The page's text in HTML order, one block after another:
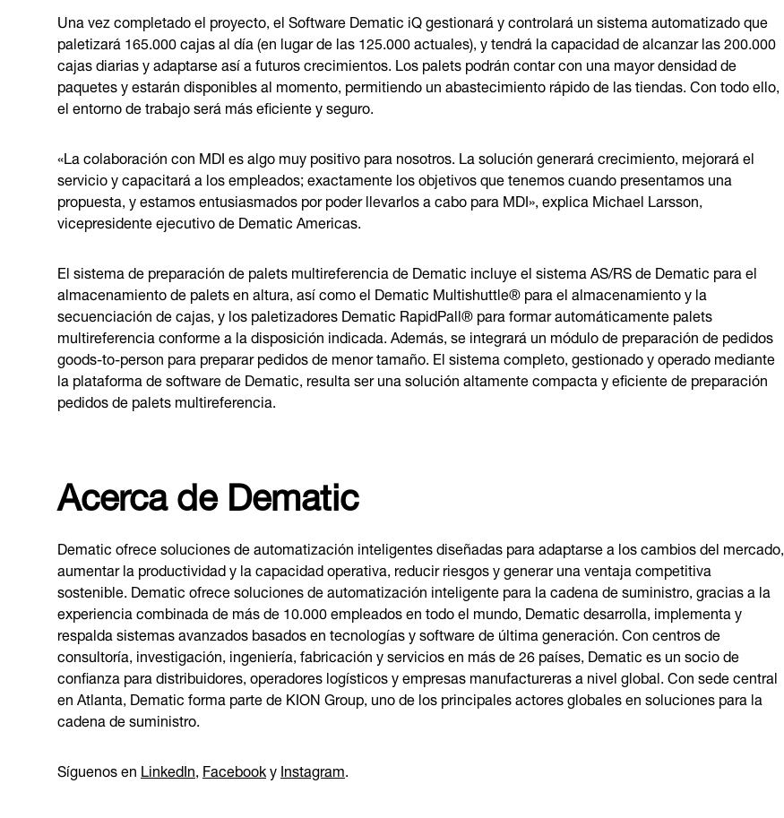
Una vez completado el proyecto, el Software Dematic iQ gestionará y controlará un sistema automatizado que
paletizará 165.000 cajas al día (en lugar de las 125.000 actuales), y tendrá la capacidad de alcanzar las 200.000
cajas diarias y adaptarse así a futuros crecimientos. Los palets podrán contar con una mayor densidad de
paquetes y estarán disponibles al momento, permitiendo un abastecimiento rápido de las tiendas. Con todo ello,
el entorno de trabajo será más eficiente y seguro.
«La colaboración con MDI es algo muy positivo para nosotros. La solución generará crecimiento, mejorará el
servicio y capacitará a los empleados; exactamente los objetivos que tenemos cuando presentamos una
propuesta, y estamos entusiasmados por poder llevarlos a cabo para MDI», explica Michael Larsson,
vicepresidente ejecutivo de Dematic Americas.
El sistema de preparación de palets multireferencia de Dematic incluye el sistema AS/RS de Dematic para el
almacenamiento de palets en altura, así como el Dematic Multishuttle® para el almacenamiento y la
secuenciación de cajas, y los paletizadores Dematic RapidPall® para formar automáticamente palets
multireferencia conforme a la disposición indicada. Además, se integrará un módulo de preparación de pedidos
goods-to-person para preparar pedidos de menor tamaño. El sistema completo, gestionado y operado mediante
la plataforma de software de Dematic, resulta ser una solución altamente compacta y eficiente de preparación
pedidos de palets multireferencia.
Acerca de Dematic
Dematic ofrece soluciones de automatización inteligentes diseñadas para adaptarse a los cambios del mercado,
aumentar la productividad y la capacidad operativa, reducir riesgos y generar una ventaja competitiva
sostenible. Dematic ofrece soluciones de automatización inteligente para la cadena de suministro, gracias a la
experiencia combinada de más de 10.000 empleados en todo el mundo, Dematic desarrolla, implementa y
respalda sistemas avanzados basados en tecnologías y software de última generación. Con centros de
consultoría, investigación, ingeniería, fabricación y servicios en más de 26 países, Dematic es un socio de
confianza para distribuidores, operadores logísticos y empresas manufactureras a nivel global. Con sede central
en Atlanta, Dematic forma parte de KION Group, uno de los principales actores globales en soluciones para la
cadena de suministro.
Síguenos enLinkedIn,FacebookyInstagram.